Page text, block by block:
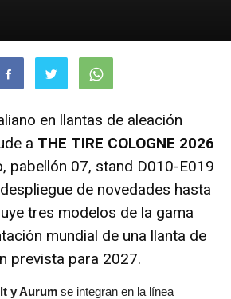
en llantas de aleación
a THE TIRE COLOGNE 2026
pabellón 07, stand D010-E019
de novedades hasta
tres modelos de la gama
mundial de una llanta de
prevista para 2027.
y Aurum se integran en la línea